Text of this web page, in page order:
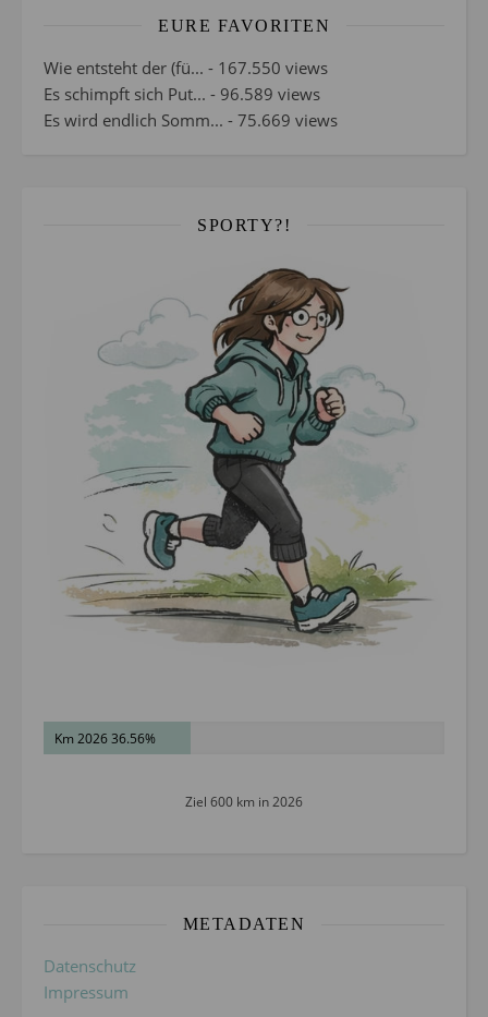
EURE FAVORITEN
Wie entsteht der (fü... - 167.550 views
Es schimpft sich Put... - 96.589 views
Es wird endlich Somm... - 75.669 views
SPORTY?!
Km 2026 36.56%
Ziel 600 km in 2026
METADATEN
Datenschutz
Impressum